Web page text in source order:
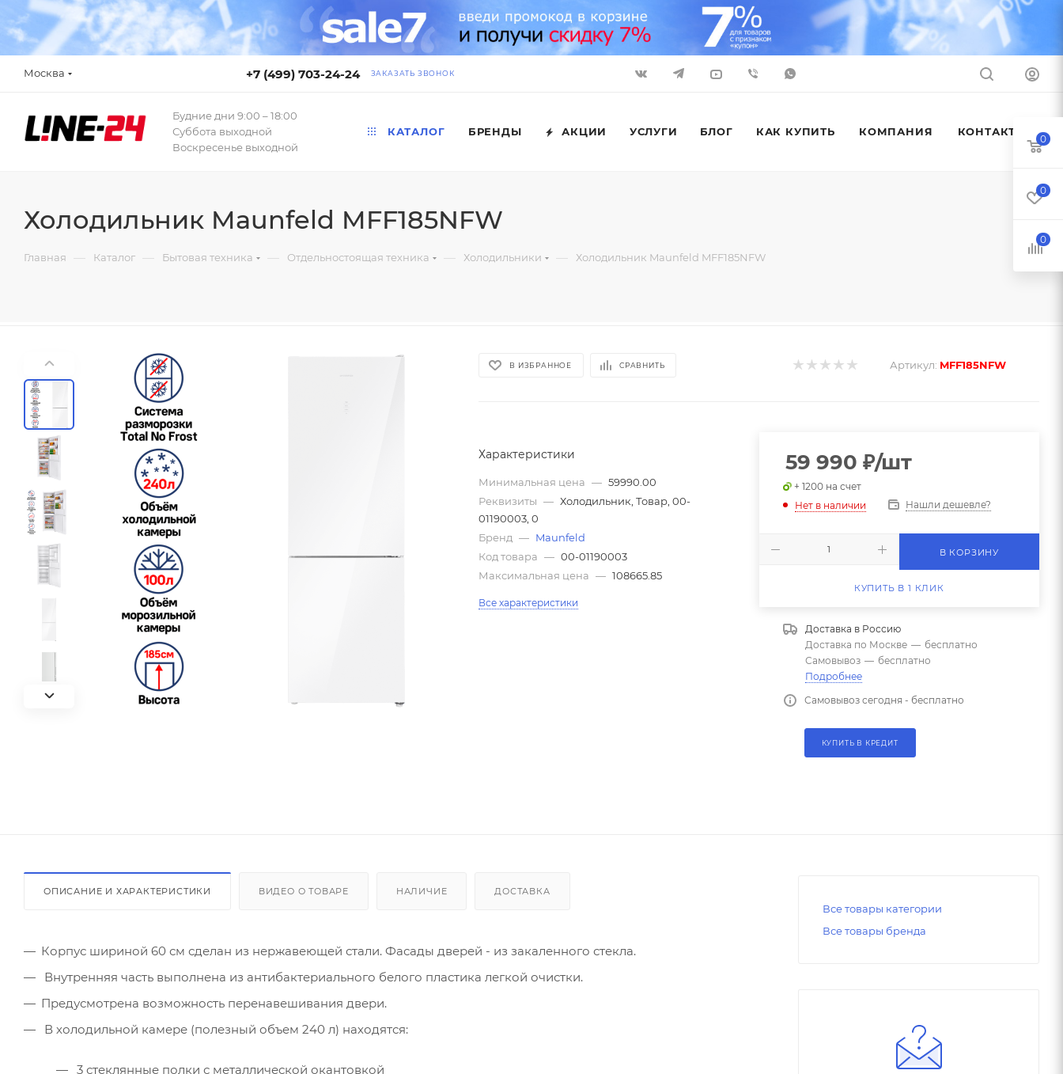
Москва +7 (499) 703-24-24 ЗАКАЗАТЬ ЗВОНОК
Будние дни 9:00 – 18:00
Суббота выходной
Воскресенье выходной
КАТАЛОГ БРЕНДЫ АКЦИИ УСЛУГИ БЛОГ КАК КУПИТЬ КОМПАНИЯ КОНТАКТЫ
Холодильник Maunfeld MFF185NFW
Главная — Каталог — Бытовая техника — Отдельностоящая техника — Холодильники — Холодильник Maunfeld MFF185NFW
В ИЗБРАННОЕ СРАВНИТЬ Артикул: MFF185NFW
Характеристики
Минимальная цена — 59990.00
Реквизиты — Холодильник, Товар, 00-
01190003, 0
Бренд — Maunfeld
Код товара — 00-01190003
Максимальная цена — 108665.85
Все характеристики
59 990 ₽/шт
+ 1200 на счет
Нет в наличии
Нашли дешевле?
В КОРЗИНУ
КУПИТЬ В 1 КЛИК
Доставка в Россию
Доставка по Москве — бесплатно
Самовывоз — бесплатно
Подробнее
Самовывоз сегодня - бесплатно
КУПИТЬ В КРЕДИТ
ОПИСАНИЕ И ХАРАКТЕРИСТИКИ ВИДЕО О ТОВАРЕ НАЛИЧИЕ ДОСТАВКА
Корпус шириной 60 см сделан из нержавеющей стали. Фасады дверей - из закаленного стекла.
Внутренняя часть выполнена из антибактериального белого пластика легкой очистки.
Предусмотрена возможность перенавешивания двери.
В холодильной камере (полезный объем 240 л) находятся:
3 стеклянные полки с металлической окантовкой
Все товары категории
Все товары бренда
0
0
0